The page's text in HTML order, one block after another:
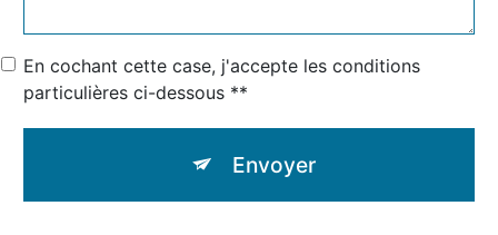
En cochant cette case, j'accepte les conditions
particulières ci-dessous **
Envoyer